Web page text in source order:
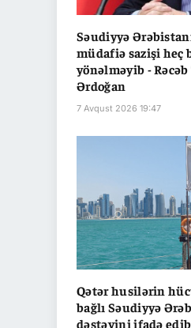
Səudiyyə
müdafiə sazişi heç
yönəlməyib -
Ərdoğan
7 Avqust 2026 19:47
Qətər husilərin
bağlı Səudiyyə
dəstəyini ifadə edib